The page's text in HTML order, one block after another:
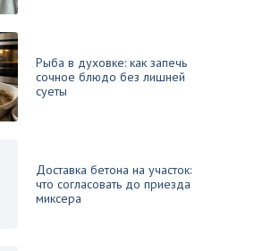
Рыба в духовке: как запечь
сочное блюдо без лишней
суеты
Доставка бетона на участок:
что согласовать до приезда
миксера